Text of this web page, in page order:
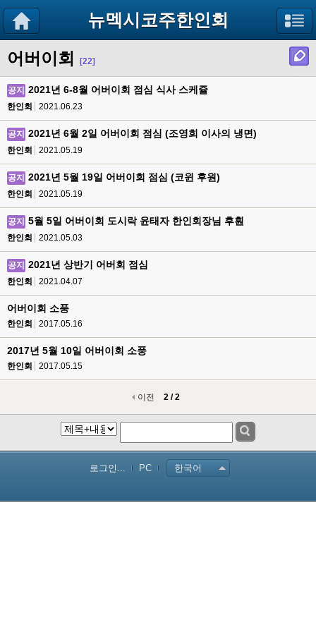
뉴멕시코주한인회
어버이회 [22]
공지 2021년 6-8월 어버이회 점심 식사 스케쥴
한인회 2021.06.23
공지 2021년 6월 2일 어버이회 점심 (조영희 이사의 냉면)
한인회 2021.05.19
공지 2021년 5월 19일 어버이회 점심 (코윈 후원)
한인회 2021.05.19
공지 5월 5일 어버이회 도시락 윤태자 한인회장님 후훤
한인회 2021.05.03
공지 2021년 상반기 어버회 점심
한인회 2021.04.07
어버이회 소풍
한인회 2017.05.16
2017년 5월 10일 어버이회 소풍
한인회 2017.05.15
이전 2 / 2
로그인... PC 한국어